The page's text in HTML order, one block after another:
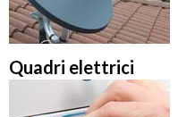
Quadri elettrici